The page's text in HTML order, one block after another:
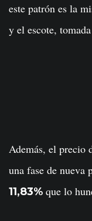
este patrón es la
y el escote,
Además, el precio
una fase de nueva
11,83% que lo